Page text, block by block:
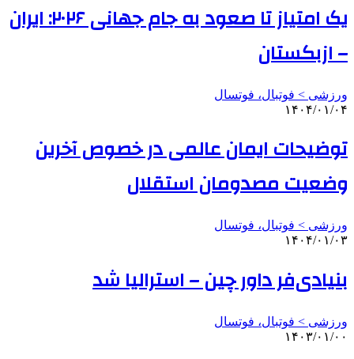
یک امتیاز تا صعود به جام جهانی ۲۰۲۶: ایران
– ازبکستان
ورزشی > فوتبال، فوتسال
۱۴۰۴/۰۱/۰۴
توضیحات ایمان عالمی در خصوص آخرین
وضعیت مصدومان استقلال
ورزشی > فوتبال، فوتسال
۱۴۰۴/۰۱/۰۳
بنیادی‌فر داور چین – استرالیا شد
ورزشی > فوتبال، فوتسال
۱۴۰۳/۰۱/۰۰